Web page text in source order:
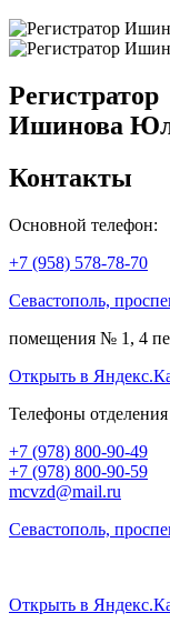
Регистратор
Ишинова
Контакты
Основной телефон:
+7 (958) 578-78-70
Севастополь,
помещения № 1, 4
Открыть в
Телефоны
+7 (978) 800-90-49
+7 (978) 800-90-59
mcvzd@mail.ru
Севастополь,
Открыть в